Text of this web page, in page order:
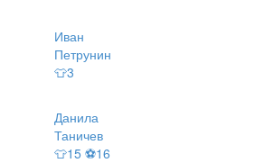
Иван
Петрунин
👕3
Данила
Таничев
👕15 ⚽16